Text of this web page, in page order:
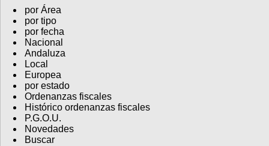
por Área
por tipo
por fecha
Nacional
Andaluza
Local
Europea
por estado
Ordenanzas fiscales
Histórico ordenanzas fiscales
P.G.O.U.
Novedades
Buscar